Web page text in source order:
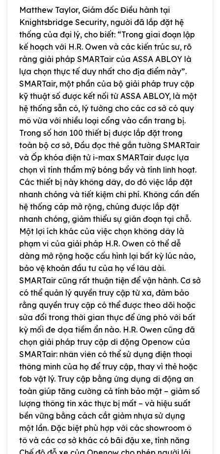
Matthew Taylor, Giám đốc Điều hành tại
Knightsbridge Security, người đã lắp đặt hệ
thống của đại lý, cho biết: “Trong giai đoạn lập
kế hoạch với H.R. Owen và các kiến ​​trúc sư, rõ
ràng giải pháp SMARTair của ASSA ABLOY là
lựa chọn thực tế duy nhất cho địa điểm này”.
SMARTair, một phần của bộ giải pháp truy cập
kỹ thuật số được kết nối từ ASSA ABLOY, là một
hệ thống sẵn có, lý tưởng cho các cơ sở có quy
mô vừa với nhiều loại cổng vào cần trang bị.
Trong số hơn 100 thiết bị được lắp đặt trong
toàn bộ cơ sở, Đầu đọc thẻ gắn tường SMARTair
và Ốp khóa điện tử i-max SMARTair được lựa
chọn vì tính thẩm mỹ bóng bẩy và tính linh hoạt.
Các thiết bị này không dây, do đó việc lắp đặt
nhanh chóng và tiết kiệm chi phí. Không cần đến
hệ thống cáp mở rộng, chúng được lắp đặt
nhanh chóng, giảm thiểu sự gián đoạn tại chỗ.
Một lợi ích khác của việc chọn không dây là
phạm vi của giải pháp H.R. Owen có thể dễ
dàng mở rộng hoặc cấu hình lại bất kỳ lúc nào,
bảo vệ khoản đầu tư của họ về lâu dài.
SMARTair cũng rất thuận tiện để vận hành. Cơ sở
có thể quản lý quyền truy cập từ xa, đảm bảo
rằng quyền truy cập có thể được theo dõi hoặc
sửa đổi trong thời gian thực để ứng phó với bất
kỳ mối đe dọa tiềm ẩn nào. H.R. Owen cũng đã
chọn giải pháp truy cập di động Openow của
SMARTair: nhân viên có thể sử dụng điện thoại
thông minh của họ để truy cập, thay vì thẻ hoặc
fob vật lý. Truy cập bằng ứng dụng di động an
toàn giúp tăng cường cả tính bảo mật – giảm số
lượng thông tin xác thực bị mất – và hiệu suất
bền vững bằng cách cắt giảm nhựa sử dụng
một lần. Đặc biệt phù hợp với các showroom ô
tô và các cơ sở khác có bãi đậu xe, tính năng